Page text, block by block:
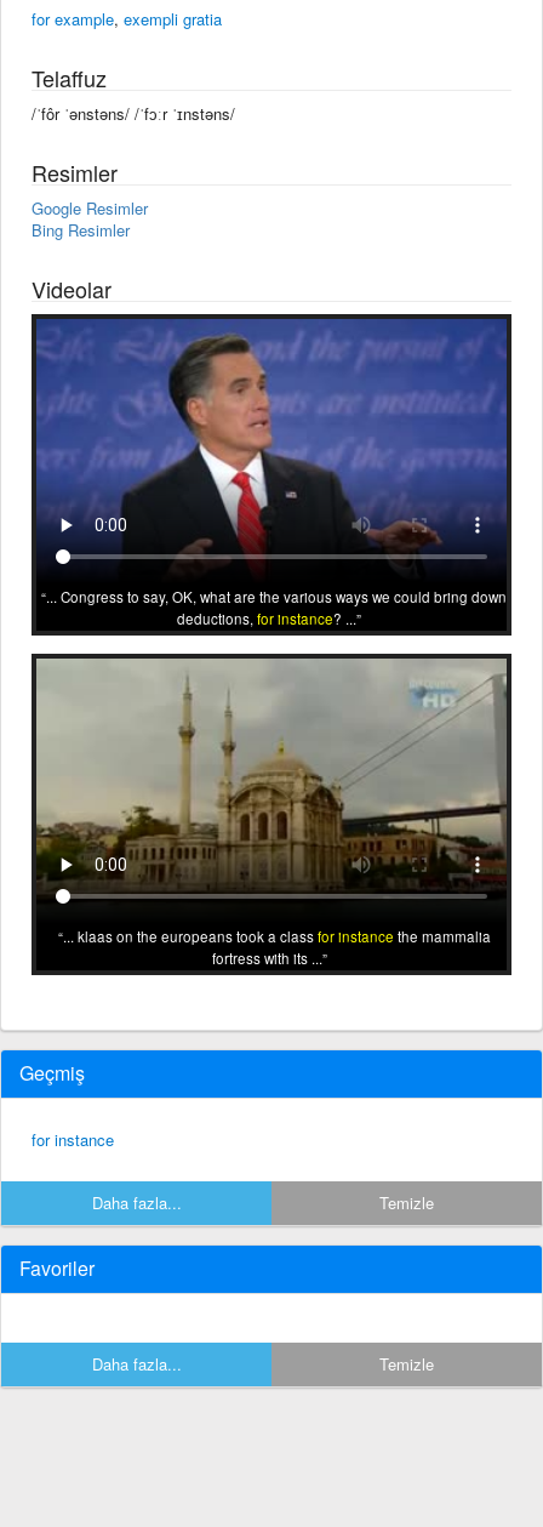
for example, exempli gratia
Telaffuz
/ˈfôr ˈənstəns/ /ˈfɔːr ˈɪnstəns/
Resimler
Google Resimler
Bing Resimler
Videolar
... Congress to say, OK, what are the various ways we could bring down
deductions, for instance? ...
... klaas on the europeans took a classfor instance the mammalia
fortress with its ...
Geçmiş
for instance
Daha fazla... Temizle
Favoriler
Daha fazla... Temizle